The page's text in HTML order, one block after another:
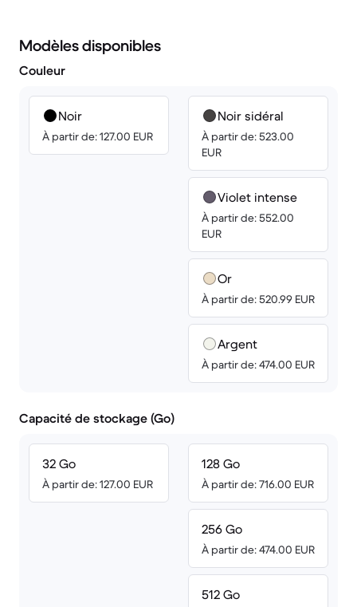
Modèles disponibles
Couleur
Noir
À partir de: 127.00 EUR
Noir sidéral
À partir de: 523.00
EUR
Violet intense
À partir de: 552.00
EUR
Or
À partir de: 520.99 EUR
Argent
À partir de: 474.00 EUR
Capacité de stockage (Go)
32 Go
À partir de: 127.00 EUR
128 Go
À partir de: 716.00 EUR
256 Go
À partir de: 474.00 EUR
512 Go